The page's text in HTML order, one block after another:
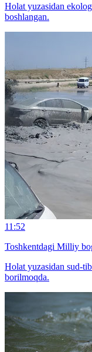
Holat yuzasidan
boshlangan.
11:52
Toshkentdagi Milliy
Holat yuzasidan sud-
borilmoqda.